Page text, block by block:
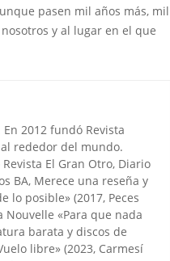
pasen mil años más, mil
y al lugar en el que
2012 fundó Revista
rededor del mundo.
El Gran Otro, Diario
BA, Merece una reseña y
lo posible» (2017, Peces
Nouvelle «Para que nada
barata y discos de
libre» (2023, Carmesí